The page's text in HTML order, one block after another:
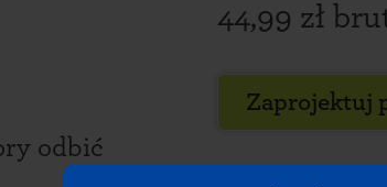
odbić
44,99 zł
Zaprojektuj